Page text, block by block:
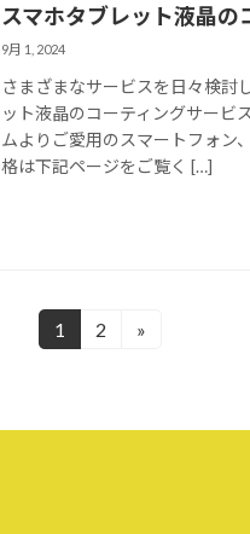
スマホタブレット液晶の
9月 1, 2024
さまざまなサービスを日々検討
ット液晶のコーティングサービ
ムよりご愛用のスマートフォン
格は下記ページをご覧く […]
固
1
固
2 »